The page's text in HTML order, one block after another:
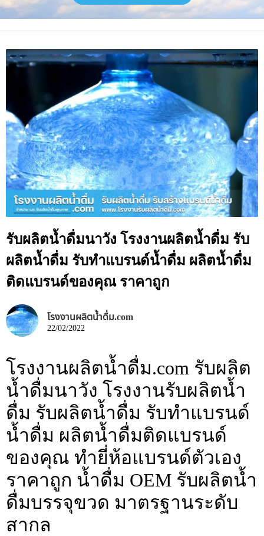
รับผลิตน้ำดื่มนาวัง โรงงานผลิตน้ำดื่ม รับ
ผลิตน้ำดื่ม รับทำแบรนด์น้ำดื่ม ผลิตน้ำดื่ม
ติดแบรนด์ของคุณ ราคาถูก
โรงงานผลิตน้ำดื่ม.com
22/02/2022
โรงงานผลิตน้ำดื่ม.com รับผลิต
น้ำดื่มนาวัง โรงงานรับผลิตน้ำ
ดื่ม รับผลิตน้ำดื่ม รับทำแบรนด์
น้ำดื่ม ผลิตน้ำดื่มติดแบรนด์
ของคุณ ทำยี่ห้อแบรนด์ตัวเอง
ราคาถูก น้ำดื่ม OEM รับผลิตน้ำ
ดื่มบรรจุขวด มาตรฐานระดับ
สากล